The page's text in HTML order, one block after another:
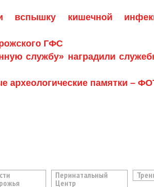
вспышку кишечной
ГФС
службу» наградили
археологические памятки –
Перинатальный
Центр